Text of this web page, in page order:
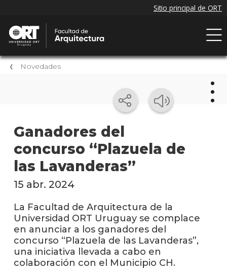
Novedades
Ganadores del
concurso “Plazuela de
las Lavanderas”
15 abr. 2024
La Facultad de Arquitectura de la
Universidad ORT Uruguay se complace
en anunciar a los ganadores del
concurso “Plazuela de las Lavanderas”,
una iniciativa llevada a cabo en
colaboración con el Municipio CH.